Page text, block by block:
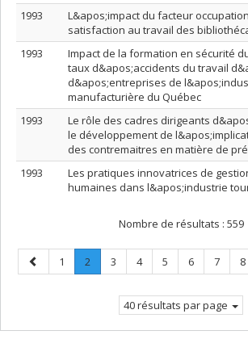
1993
L&apos;impact du facteur
satisfaction au travail des
1993
Impact de la formation en sécurité
taux d&apos;accidents du travail
d&apos;entreprises de
manufacturière du Québec
1993
Le rôle des cadres dirigeants
le développement de
des contremaitres en matière de
1993
Les pratiques innovatrices de
humaines dans l&apos;industrie
Nombre de résultats : 559
Page
précédente
Page
1 Page
2
Page
Page
3 Page
4 Page
5 Page
6 Page
7 8
40 résultats par page